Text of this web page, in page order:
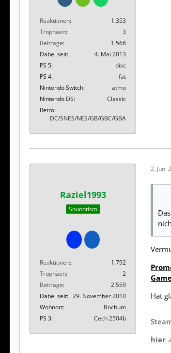
Reaktionen
1.353
Trophäen
3
Beiträge
1.568
Dabei seit
4. Mai 2013
PS 5
disc
PS 4
fat
Nintendo Switch
atmo
Nintendo DS
Classic
Retro
DC/SNES/NES/GB/GBC/GBA
Raziel1993
Soundtism
Reaktionen
1.792
Trophäen
2
Beiträge
2.559
Dabei seit
29. November 2010
Wohnort
Bochum
PS 3
Cech 2504b
2. Juni
Hat
hier